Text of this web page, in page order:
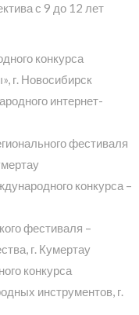
с 9 до 12 лет
конкурса
г. Новосибирск
интернет-
фестиваля
конкурса –
фестиваля –
г. Кумертау
конкурса
инструментов, г.